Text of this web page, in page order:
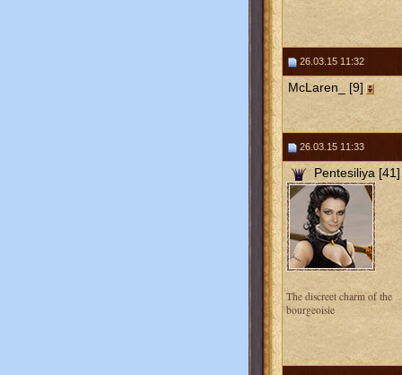
26.03.15 11:32
McLaren_ [9]
26.03.15 11:33
Pentesiliya [41]
The discreet charm of the
bourgeoisie